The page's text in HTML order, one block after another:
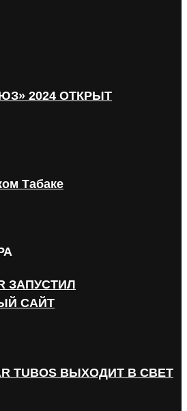
2024 ОТКРЫТ
Табаке
ЗАПУСТИЛ
САЙТ
TUBOS ВЫХОДИТ В СВЕТ